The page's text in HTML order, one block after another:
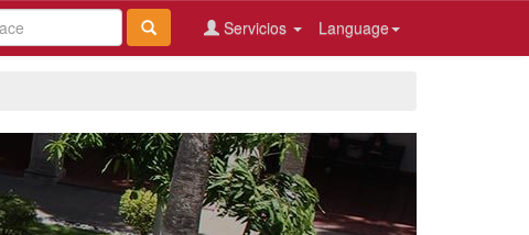
Language
Servicios